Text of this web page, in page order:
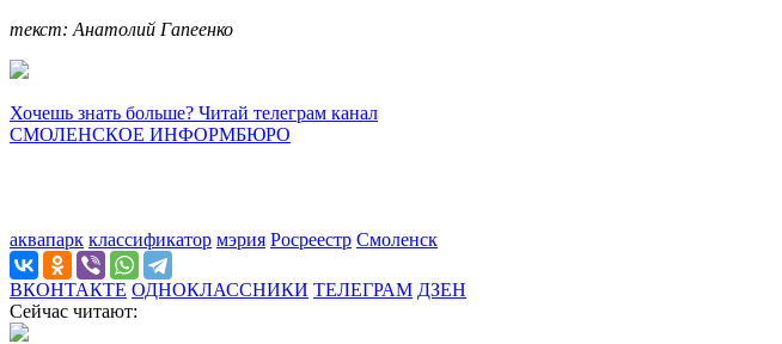
текст: Анатолий Гапеенко
Хочешь знать больше? Читай телеграм канал
СМОЛЕНСКОЕ ИНФОРМБЮРО
аквапарк классификатор мэрия Росреестр Смоленск
ВКОНТАКТЕ ОДНОКЛАССНИКИ ТЕЛЕГРАМ ДЗЕН
Сейчас читают: